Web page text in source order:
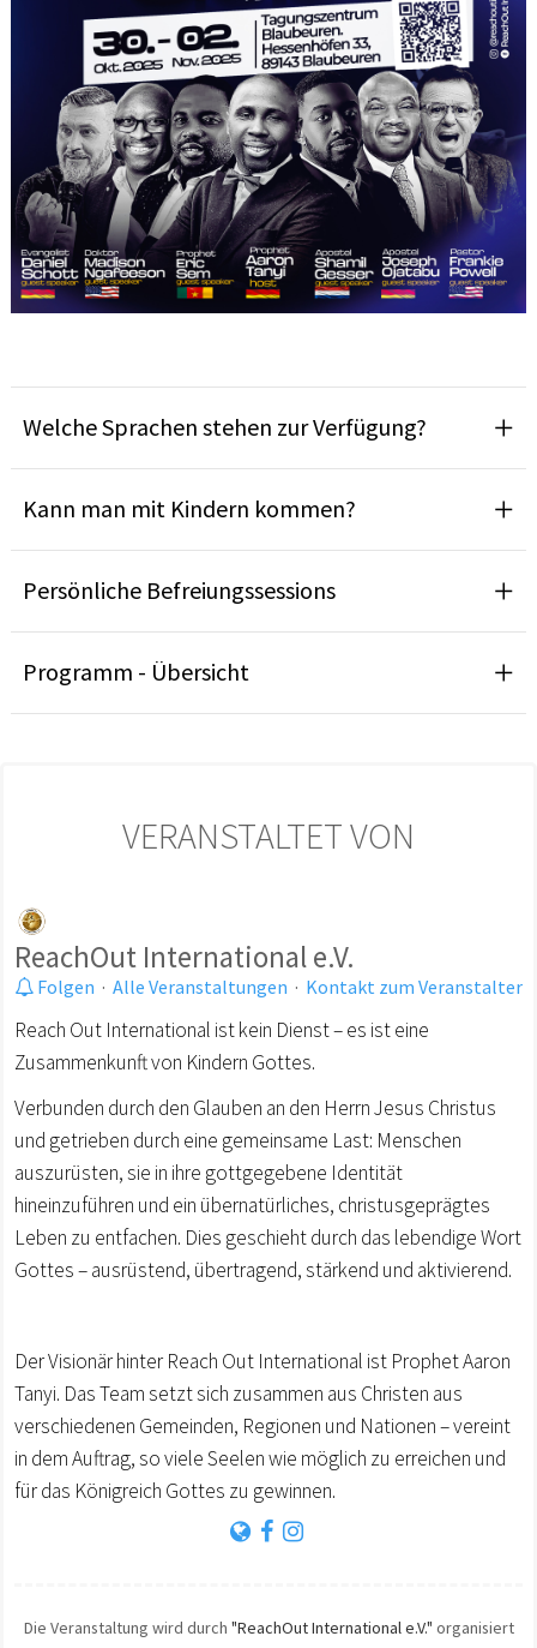
Welche Sprachen stehen zur Verfügung?
Kann man mit Kindern kommen?
Persönliche Befreiungssessions
Programm - Übersicht
VERANSTALTET VON
ReachOut International e.V.
Folgen · Alle Veranstaltungen · Kontakt zum Veranstalter
Reach Out International ist kein Dienst – es ist eine
Zusammenkunft von Kindern Gottes.
Verbunden durch den Glauben an den Herrn Jesus Christus
und getrieben durch eine gemeinsame Last: Menschen
auszurüsten, sie in ihre gottgegebene Identität
hineinzuführen und ein übernatürliches, christusgeprägtes
Leben zu entfachen. Dies geschieht durch das lebendige Wort
Gottes – ausrüstend, übertragend, stärkend und aktivierend.
Der Visionär hinter Reach Out International ist Prophet Aaron
Tanyi. Das Team setzt sich zusammen aus Christen aus
verschiedenen Gemeinden, Regionen und Nationen – vereint
in dem Auftrag, so viele Seelen wie möglich zu erreichen und
für das Königreich Gottes zu gewinnen.
Die Veranstaltung wird durch "ReachOut International e.V." organisiert